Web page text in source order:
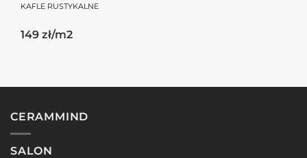
KAFLE RUSTYKALNE
149 zł/m2
CERAMMIND
SALON